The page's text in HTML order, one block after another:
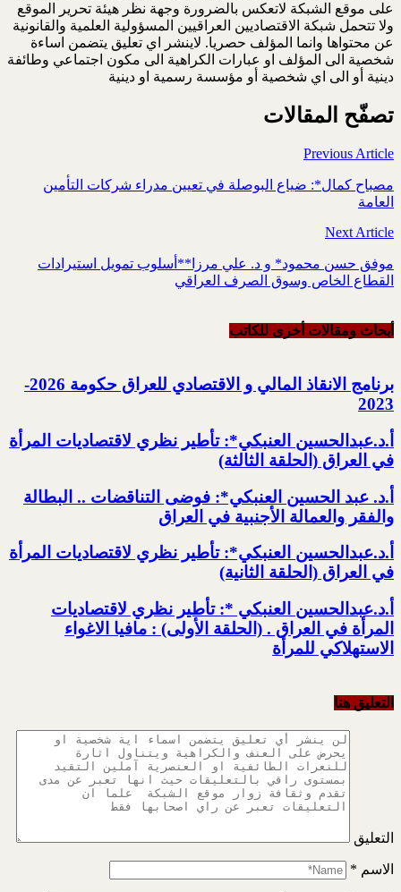
على موقع الشبكة لاتعكس بالضرورة وجهة نظر هيئة تحرير الموقع
ولا تتحمل شبكة الاقتصاديين العراقيين المسؤولية العلمية والقانونية
عن محتواها وانما المؤلف حصريا. لاينشر اي تعليق يتضمن اساءة
شخصية الى المؤلف او عبارات الكراهية الى مكون اجتماعي وطائفة
دينية أو الى اي شخصية أو مؤسسة رسمية او دينية
تصفّح المقالات
Previous Article
مصباح كمال*: ضياع البوصلة في تعيين مدراء شركات التأمين
العامة
Next Article
موفق حسن محمود* و د. علي مرزا**أسلوب تمويل استيرادات
القطاع الخاص وسوق الصرف العراقي
أبحاث ومقالات أخرى للکاتب
برنامج الانقاذ المالي و الاقتصادي للعراق حكومة 2026-
2023‏
أ.د.عبدالحسين العنبكي*: تأطير نظري لاقتصاديات المرأة
في العراق (الحلقة الثالثة)
أ.د. عبد الحسين العنبكي*: فوضى التناقضات .. البطالة
والفقر والعمالة الأجنبية في العراق
أ.د.عبدالحسين العنبكي*: تأطير نظري لاقتصاديات المرأة
في العراق (الحلقة الثانية)
أ.د.عبدالحسين العنبكي *: تأطير نظري لاقتصاديات
المرأة في العراق . (الحلقة الأولى) : مافيا الاغواء
الاستهلاكي للمرأة
التعليق هنا
التعليق
الاسم *